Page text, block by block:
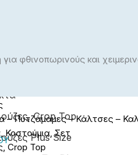
Crop Top
Plus Size
– Πυτζάμαμες – Κάλτσες –
Σετ
Crop Top
φθινοπωρινούς και